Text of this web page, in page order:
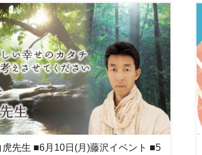
虎先生 ■6月10日(月)藤沢イベント ■5